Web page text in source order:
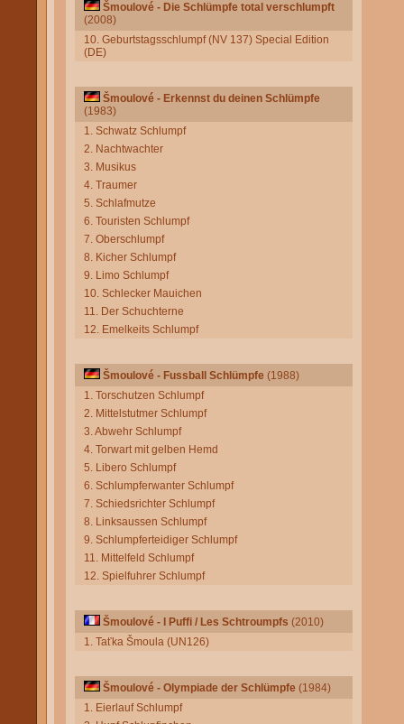
Šmoulové - Die Schlümpfe total verschlumpft
(2008)
10. Geburtstagsschlumpf (NV 137) Special Edition
(DE)
Šmoulové - Erkennst du deinen Schlümpfe
(1983)
1. Schwatz Schlumpf
2. Nachtwachter
3. Musikus
4. Traumer
5. Schlafmutze
6. Touristen Schlumpf
7. Oberschlumpf
8. Kicher Schlumpf
9. Limo Schlumpf
10. Schlecker Mauichen
11. Der Schuchterne
12. Emelkeits Schlumpf
Šmoulové - Fussball Schlümpfe (1988)
1. Torschutzen Schlumpf
2. Mittelstutmer Schlumpf
3. Abwehr Schlumpf
4. Torwart mit gelben Hemd
5. Libero Schlumpf
6. Schlumpferwanter Schlumpf
7. Schiedsrichter Schlumpf
8. Linksaussen Schlumpf
9. Schlumpferteidiger Schlumpf
11. Mittelfeld Schlumpf
12. Spielfuhrer Schlumpf
Šmoulové - I Puffi / Les Schtroumpfs (2010)
1. Taťka Šmoula (UN126)
Šmoulové - Olympiade der Schlümpfe (1984)
1. Eierlauf Schlumpf